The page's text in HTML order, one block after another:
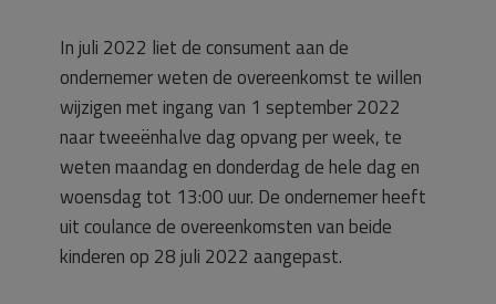
In juli 2022 liet de consument aan de
ondernemer weten de overeenkomst te willen
wijzigen met ingang van 1 september 2022
naar tweeënhalve dag opvang per week, te
weten maandag en donderdag de hele dag en
woensdag tot 13:00 uur. De ondernemer heeft
uit coulance de overeenkomsten van beide
kinderen op 28 juli 2022 aangepast.